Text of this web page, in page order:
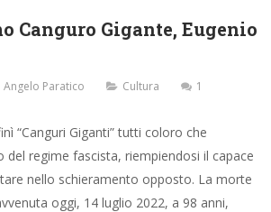
Canguro Gigante, Eugenio
Angelo Paratico Cultura 1
“Canguri Giganti” tutti coloro che
regime fascista, riempiendosi il capace
nello schieramento opposto. La morte
oggi, 14 luglio 2022, a 98 anni,